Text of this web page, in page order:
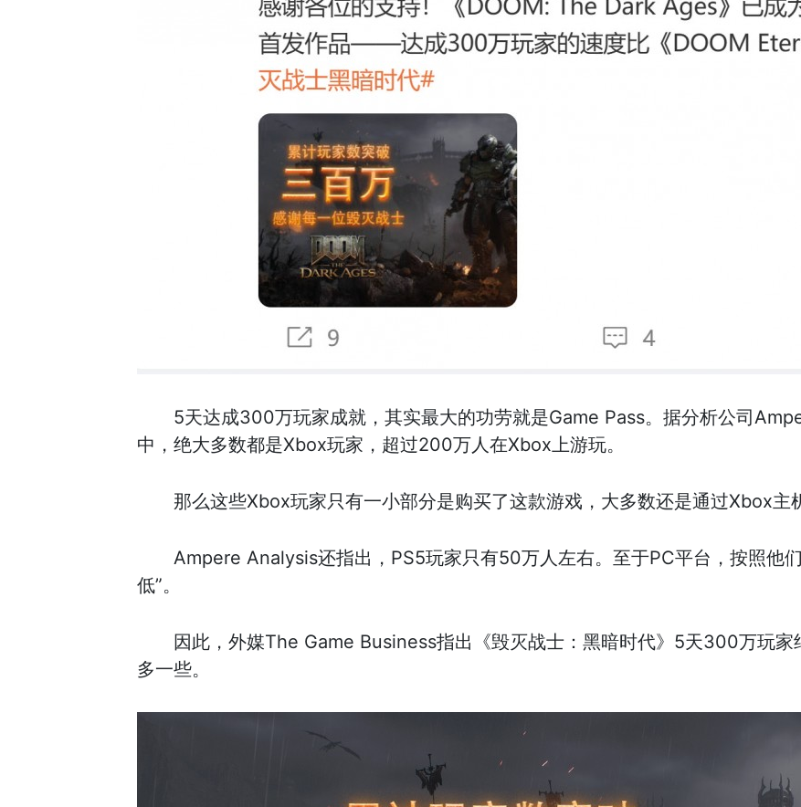
5天达成300万玩家成就，其实最大的功劳就是Game Pass。据分析公司
中，绝大多数都是Xbox玩家，超过200万人在Xbox上游玩。
那么这些Xbox玩家只有一小部分是购买了这款游戏，大多数还是通过Xbox主
Ampere Analysis还指出，PS5玩家只有50万人左右。至于PC平台，按照他
低”。
因此，外媒The Game Business指出《毁灭战士：黑暗时代》5天300万玩家
多一些。